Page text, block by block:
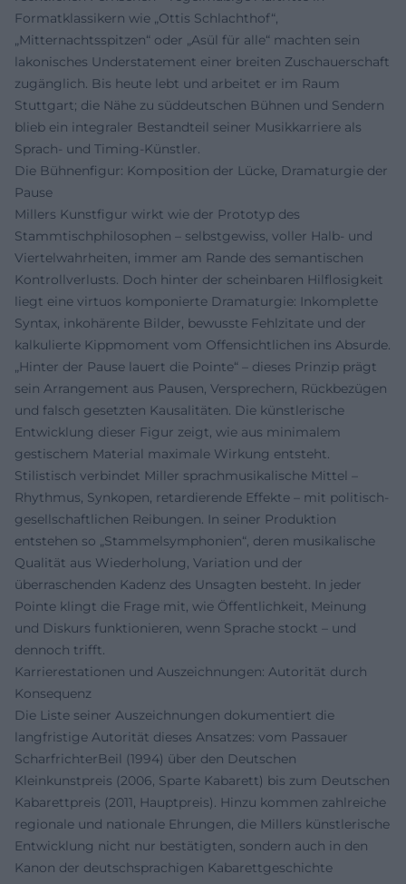
Formatklassikern wie „Ottis Schlachthof“,
„Mitternachtsspitzen“ oder „Asül für alle“ machten sein
lakonisches Understatement einer breiten Zuschauerschaft
zugänglich. Bis heute lebt und arbeitet er im Raum
Stuttgart; die Nähe zu süddeutschen Bühnen und Sendern
blieb ein integraler Bestandteil seiner Musikkarriere als
Sprach- und Timing-Künstler.
Die Bühnenfigur: Komposition der Lücke, Dramaturgie der
Pause
Millers Kunstfigur wirkt wie der Prototyp des
Stammtischphilosophen – selbstgewiss, voller Halb- und
Viertelwahrheiten, immer am Rande des semantischen
Kontrollverlusts. Doch hinter der scheinbaren Hilflosigkeit
liegt eine virtuos komponierte Dramaturgie: Inkomplette
Syntax, inkohärente Bilder, bewusste Fehlzitate und der
kalkulierte Kippmoment vom Offensichtlichen ins Absurde.
„Hinter der Pause lauert die Pointe“ – dieses Prinzip prägt
sein Arrangement aus Pausen, Versprechern, Rückbezügen
und falsch gesetzten Kausalitäten. Die künstlerische
Entwicklung dieser Figur zeigt, wie aus minimalem
gestischem Material maximale Wirkung entsteht.
Stilistisch verbindet Miller sprachmusikalische Mittel –
Rhythmus, Synkopen, retardierende Effekte – mit politisch-
gesellschaftlichen Reibungen. In seiner Produktion
entstehen so „Stammelsymphonien“, deren musikalische
Qualität aus Wiederholung, Variation und der
überraschenden Kadenz des Unsagten besteht. In jeder
Pointe klingt die Frage mit, wie Öffentlichkeit, Meinung
und Diskurs funktionieren, wenn Sprache stockt – und
dennoch trifft.
Karrierestationen und Auszeichnungen: Autorität durch
Konsequenz
Die Liste seiner Auszeichnungen dokumentiert die
langfristige Autorität dieses Ansatzes: vom Passauer
ScharfrichterBeil (1994) über den Deutschen
Kleinkunstpreis (2006, Sparte Kabarett) bis zum Deutschen
Kabarettpreis (2011, Hauptpreis). Hinzu kommen zahlreiche
regionale und nationale Ehrungen, die Millers künstlerische
Entwicklung nicht nur bestätigten, sondern auch in den
Kanon der deutschsprachigen Kabarettgeschichte